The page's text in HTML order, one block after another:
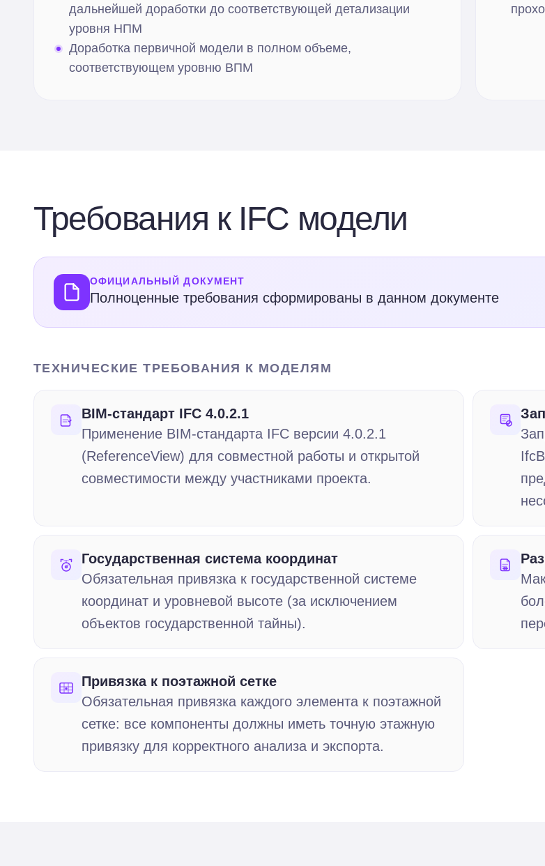
дальнейшей доработки до соответствующей детализации
уровня НПМ
Доработка первичной модели в полном объеме,
соответствующем уровню ВПМ
Требования к IFC модели
ОФИЦИАЛЬНЫЙ ДОКУМЕНТ
Полноценные требования сформированы в данном документе
ТЕХНИЧЕСКИЕ ТРЕБОВАНИЯ К МОДЕЛЯМ
BIM-стандарт IFC 4.0.2.1
Применение BIM-стандарта IFC версии 4.0.2.1
(ReferenceView) для совместной работы и открытой
совместимости между участниками проекта.
Государственная система координат
Обязательная привязка к государственной системе
координат и уровневой высоте (за исключением
объектов государственной тайны).
Привязка к поэтажной сетке
Обязательная привязка каждого элемента к поэтажной
сетке: все компоненты должны иметь точную этажную
привязку для корректного анализа и экспорта.